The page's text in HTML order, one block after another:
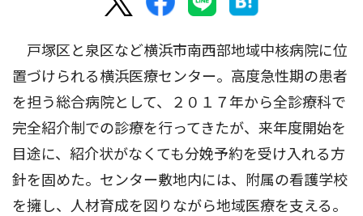
戸塚区と泉区など横浜市南西部地域中核病院に位
置づけられる横浜医療センター。高度急性期の患者
を担う総合病院として、２０１７年から全診療科で
完全紹介制での診療を行ってきたが、来年度開始を
目途に、紹介状がなくても分娩予約を受け入れる方
針を固めた。センター敷地内には、附属の看護学校
を擁し、人材育成を図りながら地域医療を支える。